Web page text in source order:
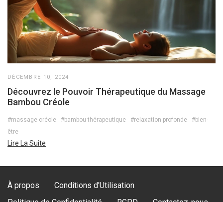
DÉCEMBRE 10, 2024
Découvrez le Pouvoir Thérapeutique du Massage
Bambou Créole
#massage créole #bambou thérapeutique #relaxation profonde
#bien-
être
Lire La Suite
À propos
Conditions d'Utilisation